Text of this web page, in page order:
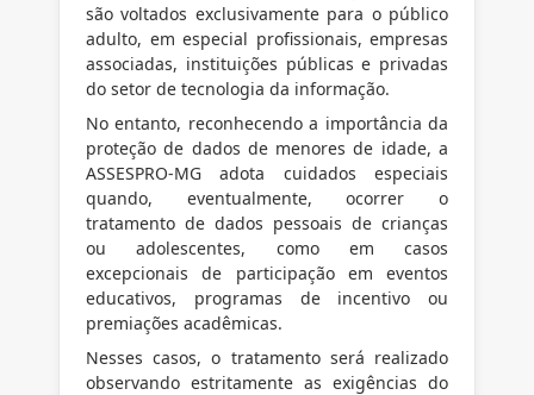
são voltados exclusivamente para o público
adulto, em especial profissionais, empresas
associadas, instituições públicas e privadas
do setor de tecnologia da informação.
No entanto, reconhecendo a importância da
proteção de dados de menores de idade, a
ASSESPRO-MG adota cuidados especiais
quando, eventualmente, ocorrer o
tratamento de dados pessoais de crianças
ou adolescentes, como em casos
excepcionais de participação em eventos
educativos, programas de incentivo ou
premiações acadêmicas.
Nesses casos, o tratamento será realizado
observando estritamente as exigências do